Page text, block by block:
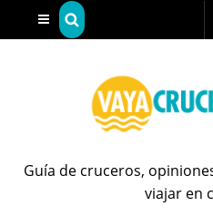
Guía de cruceros,
viajar en